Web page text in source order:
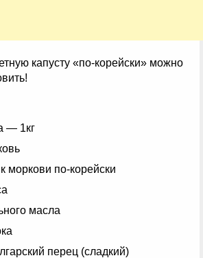
капусту «по-корейски» можно
— 1кг
моркови по-корейски
масла
перец (сладкий)